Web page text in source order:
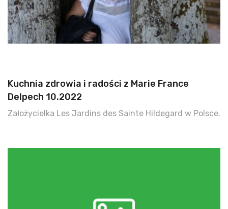
Kuchnia zdrowia i radości z Marie France
Delpech 10.2022
Założycielka Les Jardins des Sainte Hildegard w Polsce.